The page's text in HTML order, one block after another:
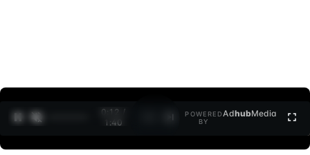
0:13 /
1:40
POWERED
BY
AdhubMedia